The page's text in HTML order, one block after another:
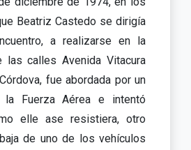
Beatriz Castedo se dirigía
a realizarse en la
las calles Avenida Vitacura
fue abordada por un
la Fuerza Aérea e intentó
elle ase resistiera, otro
de uno de los vehículos